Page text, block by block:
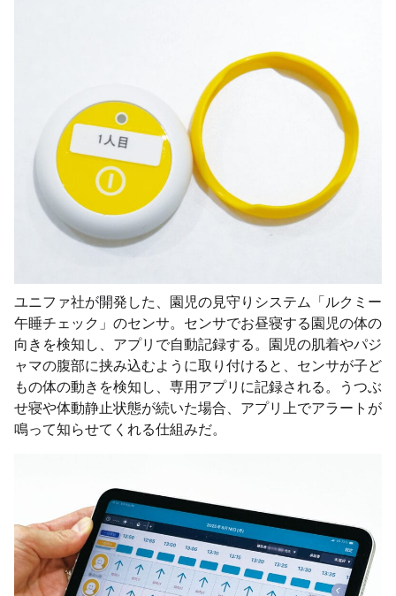
ユニファ社が開発した、園児の見守りシステム「ルクミー
午睡チェック」のセンサ。センサでお昼寝する園児の体の
向きを検知し、アプリで自動記録する。園児の肌着やパジ
ャマの腹部に挟み込むように取り付けると、センサが子ど
もの体の動きを検知し、専用アプリに記録される。うつぶ
せ寝や体動静止状態が続いた場合、アプリ上でアラートが
鳴って知らせてくれる仕組みだ。